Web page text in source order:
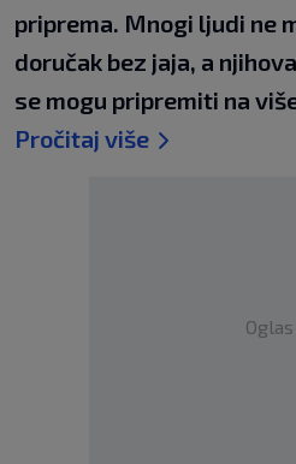
priprema. Mnogi ljudi ne
doručak bez jaja, a
se mogu pripremiti na
Pročitaj više
Oglas